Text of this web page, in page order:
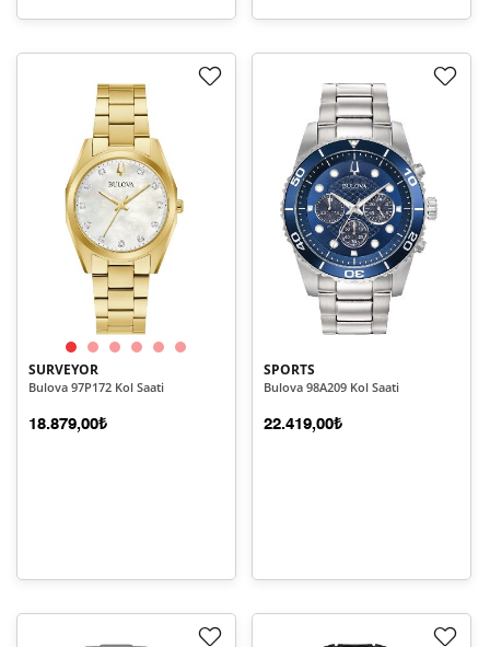
SURVEYOR
Bulova 97P172 Kol Saati
18.879,00₺
SPORTS
Bulova 98A209 Kol Saati
22.419,00₺